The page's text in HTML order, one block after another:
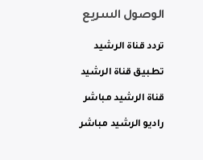
الوصول السريع
تردد قناة الرشيد
تطبيق قناة الرشيد
قناة الرشيد مباشر
راديو الرشيد مباشر